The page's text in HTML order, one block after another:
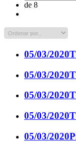
de 8
05/03/2020
05/03/2020
05/03/2020
05/03/2020
05/03/2020